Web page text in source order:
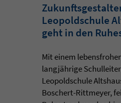
Leopoldschule
geht in den
Mit einem
langjährige
Leopoldschule
Boschert-Rittmeyer,